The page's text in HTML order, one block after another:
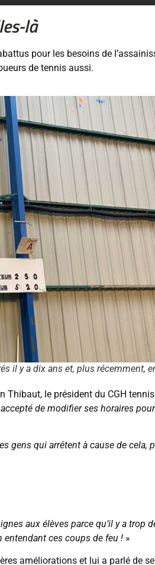
là
pour les besoins de
de tennis aussi.
il y a dix ans et, plus récemment,
Thibaut, le président du CGH
de modifier ses horaires
gens qui arrêtent à cause de cela,
aux élèves parce qu’il y a trop
entendant ces coups de feu ! »
améliorations et lui a parlé de